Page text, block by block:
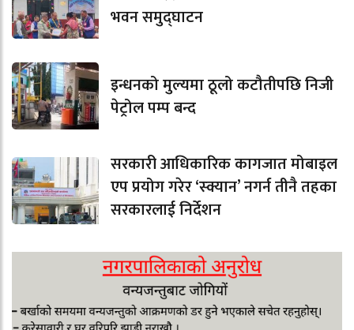
भवन समुद्घाटन
इन्धनको मुल्यमा ठूलो कटौतीपछि निजी
पेट्रोल पम्प बन्द
सरकारी आधिकारिक कागजात मोबाइल
एप प्रयोग गरेर ‘स्क्यान’ नगर्न तीनै तहका
सरकारलाई निर्देशन